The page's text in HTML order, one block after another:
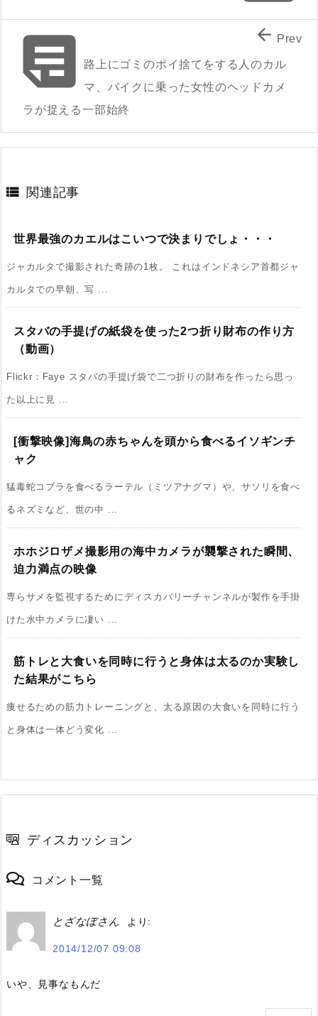
路上にゴミのポイ捨てをする人のカル
マ、バイクに乗った女性のヘッドカメ
ラが捉える一部始終
 Prev
 関連記事
世界最強のカエルはこいつで決まりでしょ・・・
ジャカルタで撮影された奇跡の1枚。 これはインドネシア首都ジャ
カルタでの早朝、写 ...
スタバの手提げの紙袋を使った2つ折り財布の作り方
（動画）
Flickr：Faye スタバの手提げ袋で二つ折りの財布を作ったら思っ
た以上に見 ...
[衝撃映像]海鳥の赤ちゃんを頭から食べるイソギンチ
ャク
猛毒蛇コブラを食べるラーテル（ミツアナグマ）や、サソリを食べ
るネズミなど、世の中 ...
ホホジロザメ撮影用の海中カメラが襲撃された瞬間、
迫力満点の映像
専らサメを監視するためにディスカバリーチャンネルが製作を手掛
けた水中カメラに凄い ...
筋トレと大食いを同時に行うと身体は太るのか実験し
た結果がこちら
痩せるための筋力トレーニングと、太る原因の大食いを同時に行う
と身体は一体どう変化 ...
ディスカッション
コメント一覧
とざなぼさん より:
2014/12/07 09:08
いや、見事なもんだ